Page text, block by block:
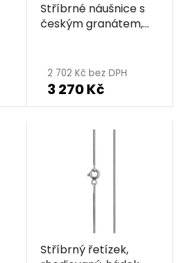
Stříbrné náušnice s
českým granátem,
2 702 Kč bez DPH
3 270 Kč
Stříbrný řetízek,